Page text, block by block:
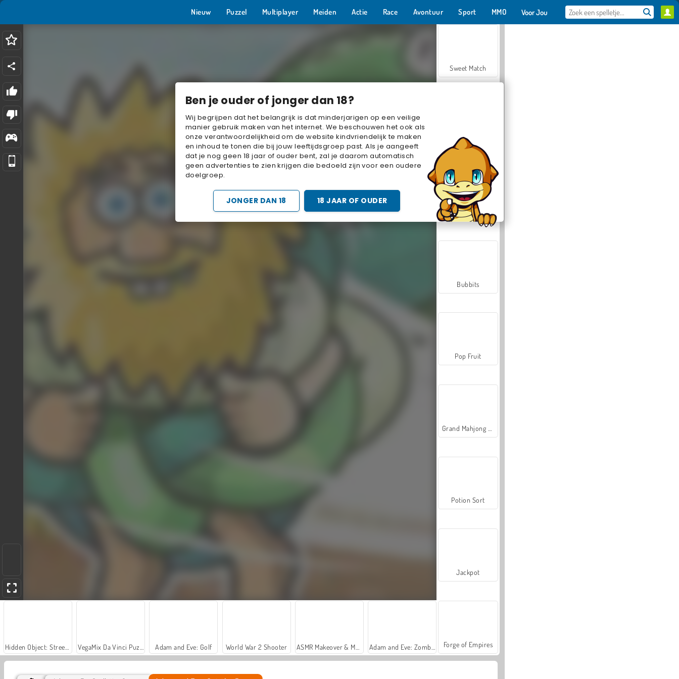
Ben je ouder of jonger dan 18?
Wij begrijpen dat het belangrijk is dat minderjarigen op een veilige
manier gebruik maken van het internet. We beschouwen het ook als
onze verantwoordelijkheid om de website kindvriendelijk te maken
en inhoud te tonen die bij jouw leeftijdsgroep past. Als je aangeeft
dat je nog geen 18 jaar of ouder bent, zal je daarom automatisch
geen advertenties te zien krijgen die bedoeld zijn voor een oudere
doelgroep.
JONGER DAN 18 18 JAAR OF OUDER
Nieuw Puzzel Multiplayer Meiden Actie Race Avontuur Sport MMO Voor Jou
Adam and Eve: Golf World War 2 Shooter
Sweet Match
Zen Solitaire
Farmerama
Bubbits
Pop Fruit
Potion Sort
Jackpot
Forge of Empires